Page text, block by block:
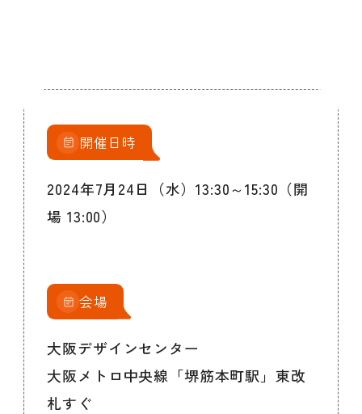
開催日時
2024年7月24日（水）13:30～15:30（開
場 13:00）
会場
大阪デザインセンター
大阪メトロ中央線「堺筋本町駅」東改
札すぐ